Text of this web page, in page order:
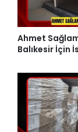
Ahmet
Balıkesir İçin